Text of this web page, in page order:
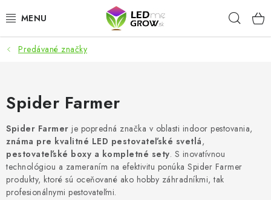
na
AKCIE
PESTOVATEĽSKÉ POTREBY
PRE AKVÁRIA
MICROGREENS
Predávané značky
Spider Farmer
Spider Farmer je popredná značka v oblasti indoor pestovania,
známa pre kvalitné LED pestovateľské svetlá,
pestovateľské boxy a kompletné sety. S inovatívnou
technológiou a zameraním na efektivitu ponúka Spider Farmer
produkty, ktoré sú oceňované ako hobby záhradníkmi, tak
profesionálnymi pestovateľmi.